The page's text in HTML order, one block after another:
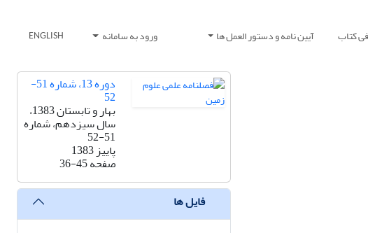
کتاب آیین نامه و دستور العمل ها ورود به سامانه ENGLISH
دوره 13، شماره 51-
52
بهار و تابستان 1383،
سال سیزدهم، شماره
51-52
پاییز 1383
صفحه36-45
فایل ها